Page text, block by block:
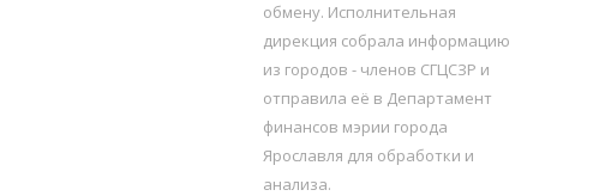
обмену. Исполнительная
дирекция собрала информацию
из городов - членов СГЦСЗР и
отправила её в Департамент
финансов мэрии города
Ярославля для обработки и
анализа.